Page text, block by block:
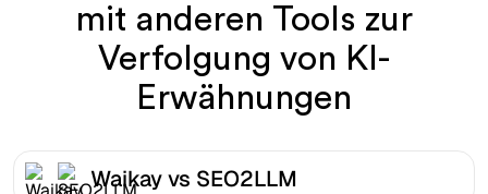
mit anderen Tools zur
Verfolgung von KI-
Erwähnungen
Waikay vs SEO2LLM